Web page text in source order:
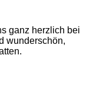
ganz herzlich bei
wunderschön,